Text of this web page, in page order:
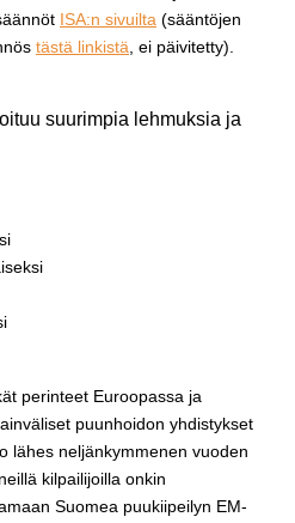
ISA:n sivuilta (sääntöjen
tästä linkistä , ei päivitetty).
perinteet Euroopassa ja
puunhoidon yhdistykset
lähes neljänkymmenen vuoden
kilpailijoilla onkin
Suomea puukiipeilyn EM-